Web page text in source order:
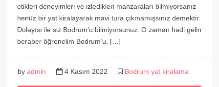
etikleri deneyimleri ve izledikleri manzaraları bilmiyorsanız
henüz bir yat kiralayarak mavi tura çıkmamışsınız demektir.
Dolayısı ile siz Bodrum’u bilmiyorsunuz. O zaman hadi gelin
beraber öğrenelim Bodrum’u. […]
by admin 4 Kasım 2022 Bodrum yat kiralama